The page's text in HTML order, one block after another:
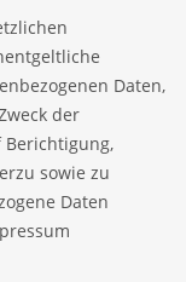
Daten,
der
Berichtigung,
sowie zu
Daten